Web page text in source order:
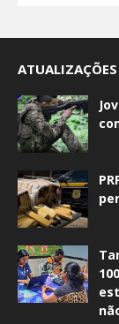
ATUALIZAÇÕES